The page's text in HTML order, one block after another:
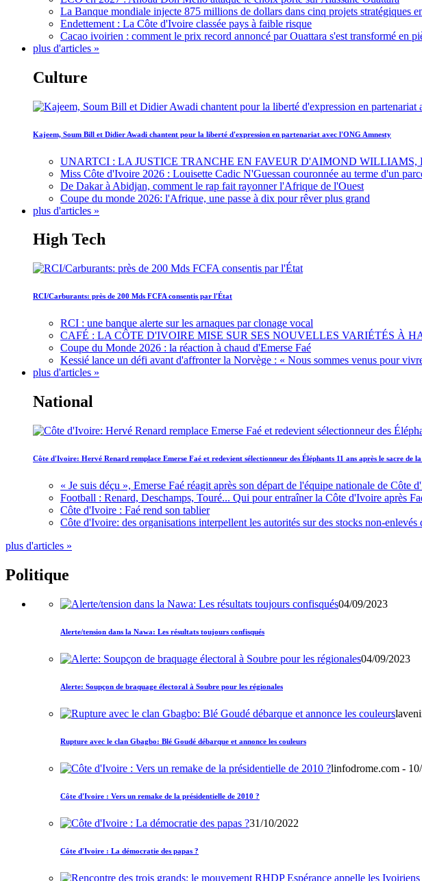
La Banque mondiale injecte 875 millions de dollars dans cinq projets stratégiques
Endettement : La Côte d'Ivoire classée pays à faible risque
Cacao ivoirien : comment le prix record annoncé par Ouattara s'est transformé en
plus d'articles »
Culture
Kajeem, Soum Bill et Didier Awadi chantent pour la liberté d'expression en partenariat avec l'ONG Amnesty
UNARTCI : LA JUSTICE TRANCHE EN FAVEUR D'AIMOND
Miss Côte d'Ivoire 2026 : Louisette Cadic N'Guessan couronnée au terme d'un
De Dakar à Abidjan, comment le rap fait rayonner l'Afrique de l'Ouest
Coupe du monde 2026: l'Afrique, une passe à dix pour rêver plus grand
plus d'articles »
High Tech
RCI/Carburants: près de 200 Mds FCFA consentis par l'État
RCI : une banque alerte sur les arnaques par clonage vocal
CAFÉ : LA CÔTE D'IVOIRE MISE SUR SES NOUVELLES VARIÉTÉS À
Coupe du Monde 2026 : la réaction à chaud d'Emerse Faé
Kessié lance un défi avant d'affronter la Norvège : « Nous sommes venus pour
plus d'articles »
National
Côte d'Ivoire: Hervé Renard remplace Emerse Faé et redevient sélectionneur des Éléphants 11 ans après le sacre de
« Je suis déçu », Emerse Faé réagit après son départ de l'équipe nationale de Côte
Football : Renard, Deschamps, Touré... Qui pour entraîner la Côte d'Ivoire après
Côte d'Ivoire : Faé rend son tablier
Côte d'Ivoire: des organisations interpellent les autorités sur des stocks non-enlevés
plus d'articles »
Politique
04/09/2023
Alerte/tension dans la Nawa: Les résultats toujours confisqués
04/09/2023
Alerte: Soupçon de braquage électoral à Soubre pour les régionales
Rupture avec le clan Gbagbo: Blé Goudé débarque et annonce les couleurs
linfodrome.com -
Côte d'Ivoire : Vers un remake de la présidentielle de 2010 ?
31/10/2022
Côte d'Ivoire : La démocratie des papas ?